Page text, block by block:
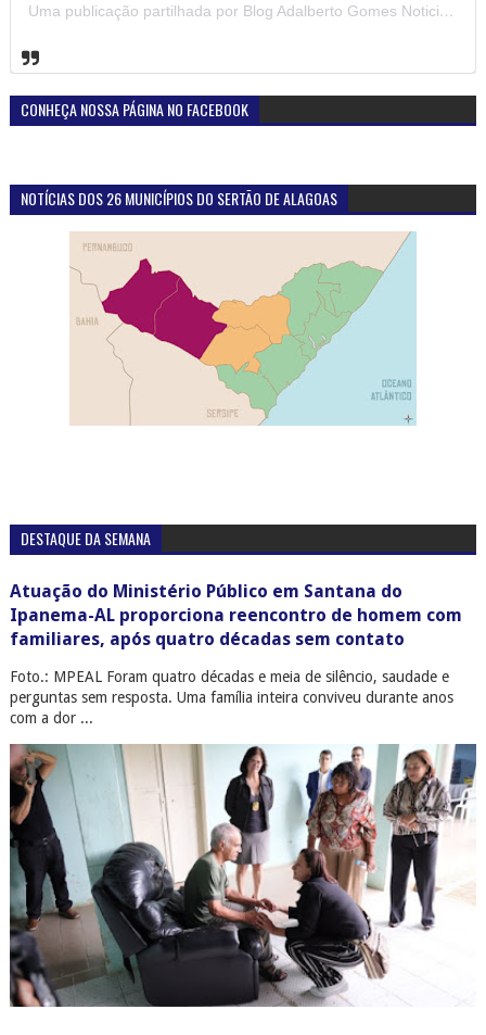
Uma publicação partilhada por Blog Adalberto Gomes Noticias (@blogadalbertogomesnoticiass)
CONHEÇA NOSSA PÁGINA NO FACEBOOK
NOTÍCIAS DOS 26 MUNICÍPIOS DO SERTÃO DE ALAGOAS
DESTAQUE DA SEMANA
Atuação do Ministério Público em Santana do
Ipanema-AL proporciona reencontro de homem com
familiares, após quatro décadas sem contato
Foto.: MPEAL Foram quatro décadas e meia de silêncio, saudade e
perguntas sem resposta. Uma família inteira conviveu durante anos
com a dor ...